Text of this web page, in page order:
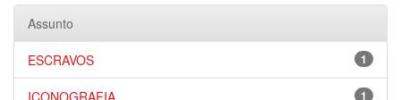
Assunto
1
ESCRAVOS
1
ICONOGRAFIA